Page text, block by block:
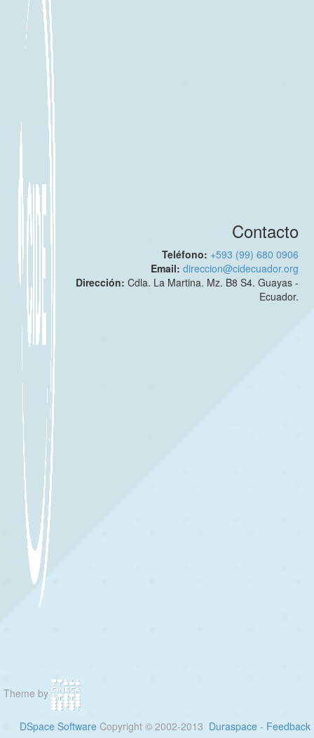
Contacto
Teléfono: +593 (99) 680 0906
Email:direccion@cidecuador.org
Dirección:Cdla. La Martina. Mz. B8 S4. Guayas -
Ecuador.
Theme by
DSpace Software Copyright © 2002-2013 Duraspace - Feedback